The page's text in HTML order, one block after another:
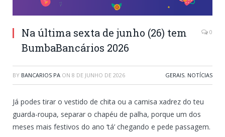
Na última sexta de junho (26) tem
BumbaBancários 2026
0
BY BANCARIOS PA ON 8 DE JUNHO DE 2026 GERAIS, NOTÍCIAS
Já podes tirar o vestido de chita ou a camisa xadrez do teu
guarda-roupa, separar o chapéu de palha, porque um dos
meses mais festivos do ano ‘tá’ chegando e pede passagem.